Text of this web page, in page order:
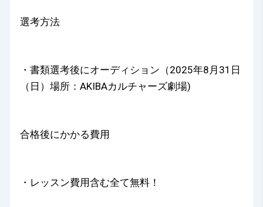
選考方法
・書類選考後にオーディション（2025年8月31日
（日）場所：AKIBAカルチャーズ劇場)
合格後にかかる費用
・レッスン費用含む全て無料！